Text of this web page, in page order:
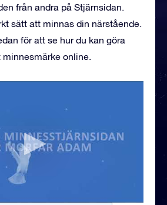
från andra på Stjärnsidan.
sätt att minnas din närstående.
för att se hur du kan göra
online.